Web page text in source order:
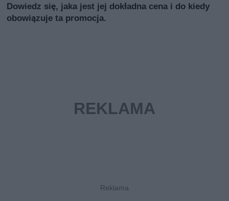
Dowiedz się, jaka jest jej dokładna cena i do kiedy
obowiązuje ta promocja.